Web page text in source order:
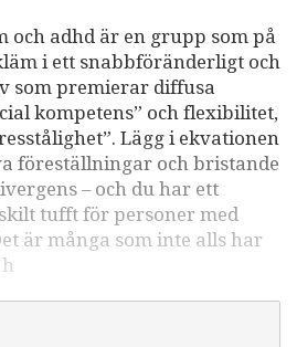
och adhd är en grupp som på
i ett snabbföränderligt och
som premierar diffusa
kompetens” och flexibilitet,
Lägg i ekvationen
föreställningar och bristande
– och du har ett
tufft för personer med
är många som inte alls har